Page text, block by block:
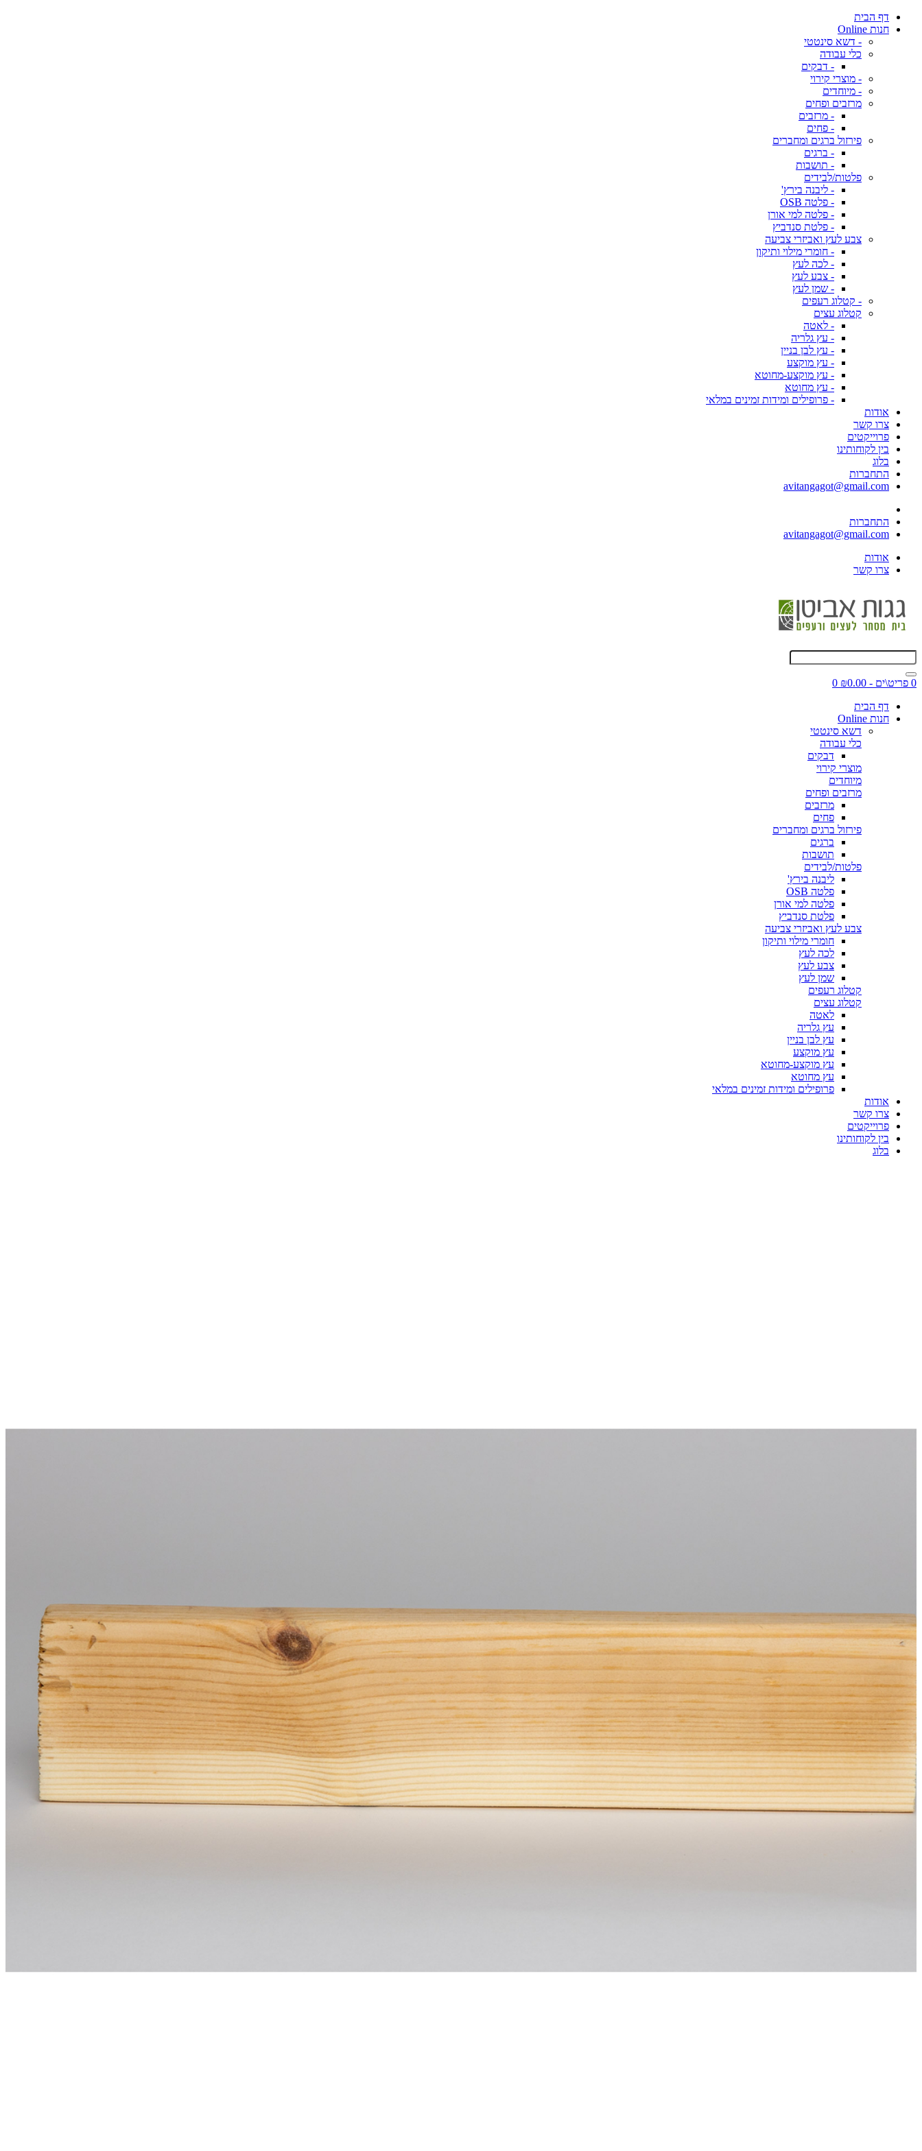
דף הבית
חנות Online
- דשא סינטטי
כלי עבודה
- דבקים
- מוצרי קירוי
- מיוחדים
מרזבים ופחים
- מרזבים
- פחים
פירזול ברגים ומחברים
- ברגים
- תושבות
פלטות/לבידים
- ליבנה בירץ'
- פלטה OSB
- פלטה למי אורן
- פלטת סנדביץ
צבע לעץ ואביזרי צביעה
- חומרי מילוי ותיקון
- לכה לעץ
- צבע לעץ
- שמן לעץ
- קטלוג רעפים
קטלוג עצים
- לאטה
- עץ גלריה
- עץ לבן בניין
- עץ מוקצע
- עץ מוקצע-מחוטא
- עץ מחוטא
- פרופילים ומידות זמינים במלאי
אודות
צרו קשר
פרוייקטים
בין לקוחותינו
בלוג
התחברות
avitangagot@gmail.com
התחברות
avitangagot@gmail.com
אודות
צרו קשר
0 פריט\ים - ₪0.00
0
דף הבית
חנות Online
דשא סינטטי
כלי עבודה
דבקים
מוצרי קירוי
מיוחדים
מרזבים ופחים
מרזבים
פחים
פירזול ברגים ומחברים
ברגים
תושבות
פלטות/לבידים
ליבנה בירץ'
פלטה OSB
פלטה למי אורן
פלטת סנדביץ
צבע לעץ ואביזרי צביעה
חומרי מילוי ותיקון
לכה לעץ
צבע לעץ
שמן לעץ
קטלוג רעפים
קטלוג עצים
לאטה
עץ גלריה
עץ לבן בניין
עץ מוקצע
עץ מוקצע-מחוטא
עץ מחוטא
פרופילים ומידות זמינים במלאי
אודות
צרו קשר
פרוייקטים
בין לקוחותינו
בלוג